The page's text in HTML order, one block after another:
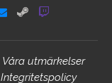
Våra utmärkelser
Integritetspolicy